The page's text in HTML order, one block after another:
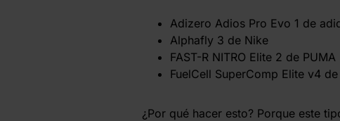
Adizero Adios Pro Evo 1 de
Alphafly 3 de Nike
FAST-R NITRO Elite 2 de PUMA
FuelCell SuperComp Elite v4
¿Por qué hacer esto? Porque este